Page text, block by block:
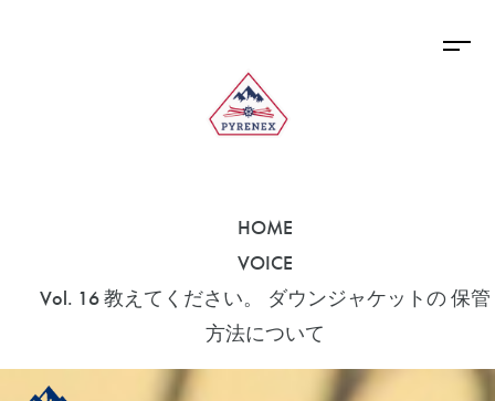
HOME
VOICE
Vol. 16 教えてください。 ダウンジャケットの 保管
方法について